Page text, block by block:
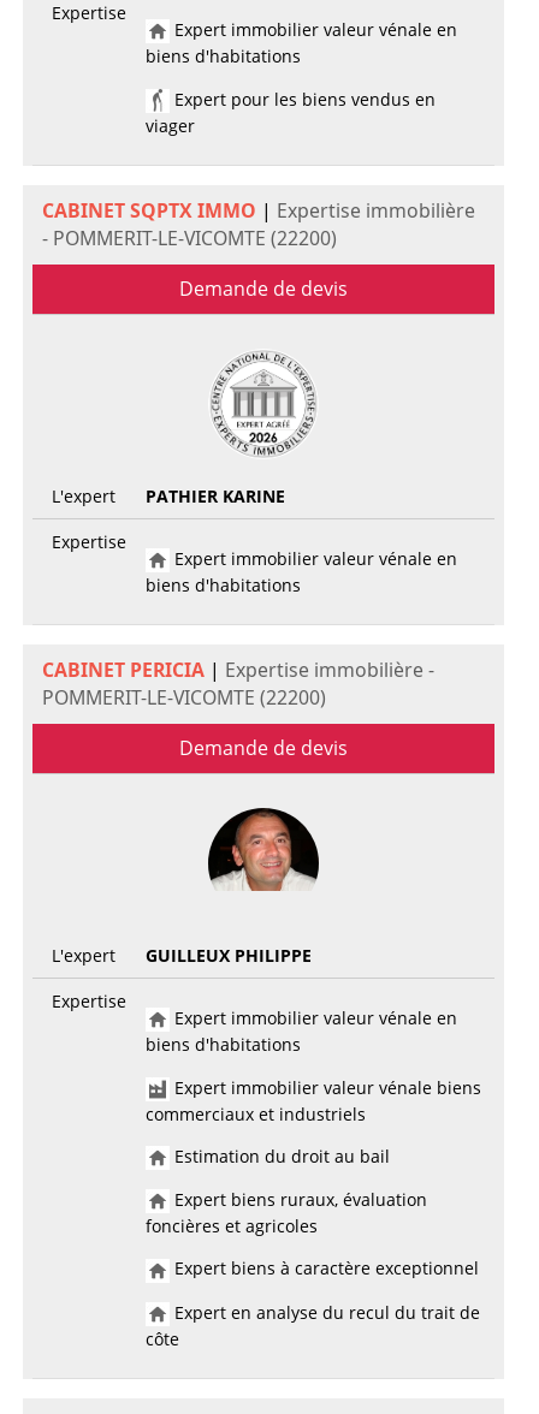
Expertise
Expert immobilier valeur vénale en
biens d'habitations
Expert pour les biens vendus en
viager
CABINET SQPTX IMMO | Expertise immobilière
- POMMERIT-LE-VICOMTE (22200)
Demande de devis
L'expert
PATHIER KARINE
Expertise
Expert immobilier valeur vénale en
biens d'habitations
CABINET PERICIA| Expertise immobilière -
POMMERIT-LE-VICOMTE (22200)
Demande de devis
L'expert
GUILLEUX PHILIPPE
Expertise
Expert immobilier valeur vénale en
biens d'habitations
Expert immobilier valeur vénale biens
commerciaux et industriels
Estimation du droit au bail
Expert biens ruraux, évaluation
foncières et agricoles
Expert biens à caractère exceptionnel
Expert en analyse du recul du trait de
côte